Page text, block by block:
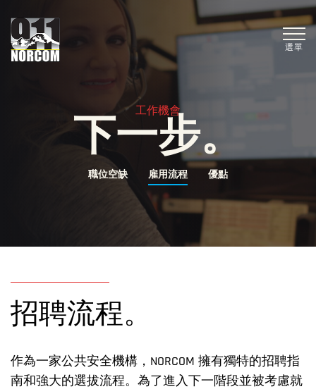
選單
工作機會
下一步。
職位空缺 雇用流程 優點
招聘流程。
作為一家公共安全機構，NORCOM 擁有獨特的招聘指
南和強大的選拔流程。為了進入下一階段並被考慮就